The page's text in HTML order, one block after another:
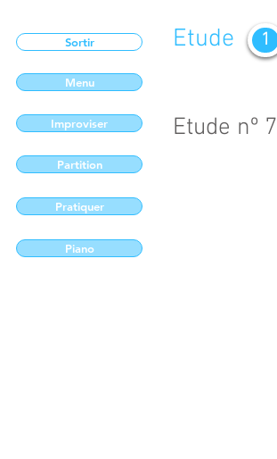
Sortir
Menu
Improviser
Partition
Pratiquer
Piano
Etude nº 7
Etude 1